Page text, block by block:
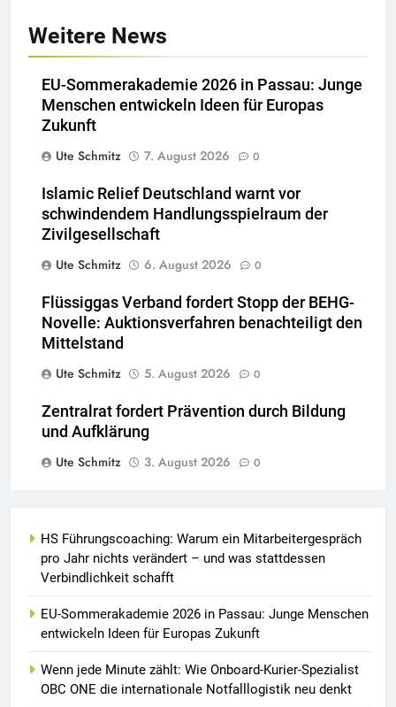
Weitere News
EU-Sommerakademie 2026 in Passau: Junge
Menschen entwickeln Ideen für Europas
Zukunft
Ute Schmitz
7. August 2026 0
Islamic Relief Deutschland warnt vor
schwindendem Handlungsspielraum der
Zivilgesellschaft
Ute Schmitz
6. August 2026 0
Flüssiggas Verband fordert Stopp der BEHG-
Novelle: Auktionsverfahren benachteiligt den
Mittelstand
Ute Schmitz
5. August 2026 0
Zentralrat fordert Prävention durch Bildung
und Aufklärung
Ute Schmitz
3. August 2026 0
HS Führungscoaching: Warum ein Mitarbeitergespräch
pro Jahr nichts verändert – und was stattdessen
Verbindlichkeit schafft
EU-Sommerakademie 2026 in Passau: Junge Menschen
entwickeln Ideen für Europas Zukunft
Wenn jede Minute zählt: Wie Onboard-Kurier-Spezialist
OBC ONE die internationale Notfalllogistik neu denkt